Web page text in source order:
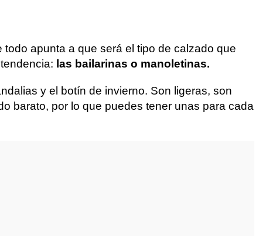
todo apunta a que será el tipo de calzado que
las bailarinas o manoletinas.
y el botín de invierno. Son ligeras, son
barato, por lo que puedes tener unas para cada